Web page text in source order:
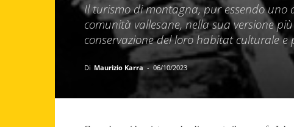
Il turismo di montagna, pur essendo uno
comunità vallesane, nella sua versione
conservazione del loro habitat culturale e
Di Maurizio Karra - 06/10/2023